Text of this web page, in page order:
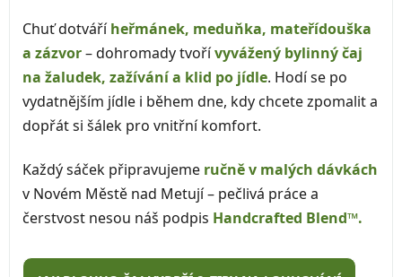
Chuť dotváříheřmánek, meduňka, mateřídouška
a zázvor– dohromady tvořívyvážený bylinný čaj
na žaludek, zažívání a klid po jídle. Hodí se po
vydatnějším jídle i během dne, kdy chcete zpomalit a
dopřát si šálek pro vnitřní komfort.
Každý sáček připravujeme ručně v malých dávkách
v Novém Městě nad Metují – pečlivá práce a
čerstvost nesou náš podpis Handcrafted Blend™.